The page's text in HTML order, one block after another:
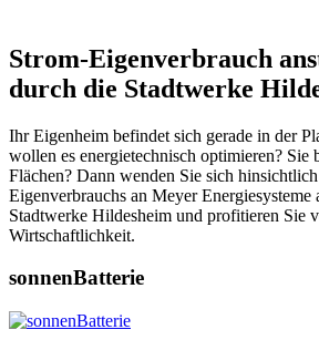
Strom-Eigenverbrauch
durch die Stadtwerke
Ihr Eigenheim befindet sich gerade in der
wollen es energietechnisch optimieren? Sie
Flächen? Dann wenden Sie sich
Eigenverbrauchs an Meyer Energiesysteme
Stadtwerke Hildesheim und profitieren Sie
Wirtschaftlichkeit.
sonnenBatterie